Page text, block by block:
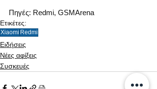
Πηγές: Redmi, GSMArena
Ετικέτες:
Xiaomi Redmi
Ειδήσεις
Νέες αφίξεις
Συσκευές